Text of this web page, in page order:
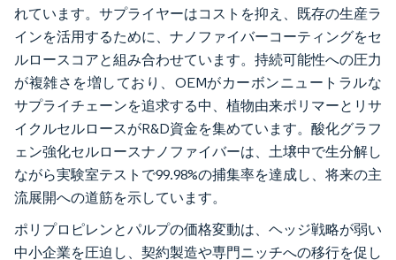
れています。サプライヤーはコストを抑え、既存の生産ラ
インを活用するために、ナノファイバーコーティングをセ
ルロースコアと組み合わせています。持続可能性への圧力
が複雑さを増しており、OEMがカーボンニュートラルな
サプライチェーンを追求する中、植物由来ポリマーとリサ
イクルセルロースがR&D資金を集めています。酸化グラフ
ェン強化セルロースナノファイバーは、土壌中で生分解し
ながら実験室テストで99.98%の捕集率を達成し、将来の主
流展開への道筋を示しています。
ポリプロピレンとパルプの価格変動は、ヘッジ戦略が弱い
中小企業を圧迫し、契約製造や専門ニッチへの移行を促し